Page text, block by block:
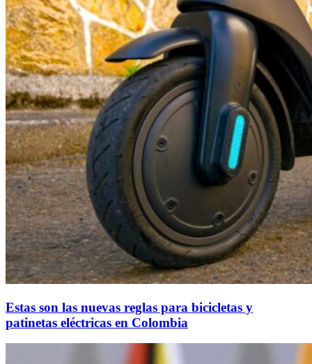
Estas son las nuevas reglas para bicicletas y
patinetas eléctricas en Colombia